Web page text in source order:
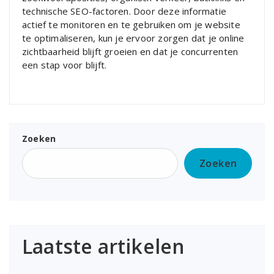
technische SEO-factoren. Door deze informatie
actief te monitoren en te gebruiken om je website
te optimaliseren, kun je ervoor zorgen dat je online
zichtbaarheid blijft groeien en dat je concurrenten
een stap voor blijft.
Zoeken
Zoeken
Laatste artikelen